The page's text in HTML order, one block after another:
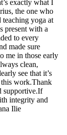
exactly what I
the one who
yoga at
present with a
to every
made sure
me in those early
clean,
see that it’s
this work.Thank
supportive.If
integrity and
Ilie